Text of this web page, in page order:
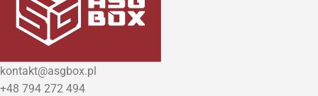
kontakt@asgbox.pl
+48 794 272 494